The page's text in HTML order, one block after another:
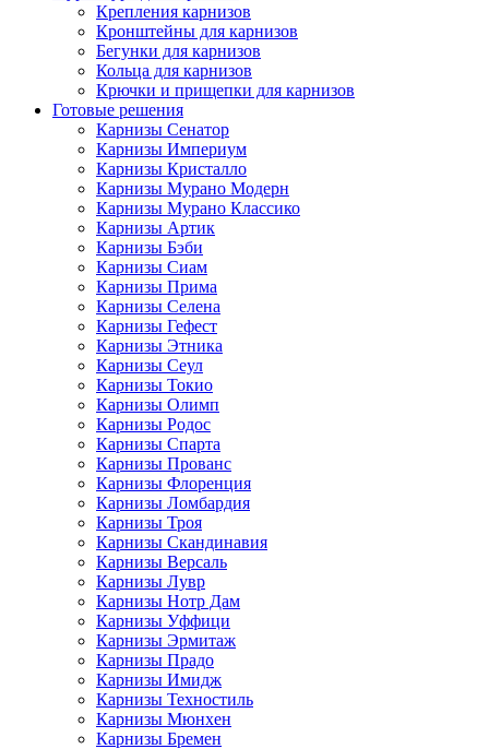
Крепления карнизов
Кронштейны для карнизов
Бегунки для карнизов
Кольца для карнизов
Крючки и прищепки для карнизов
Готовые решения
Карнизы Сенатор
Карнизы Империум
Карнизы Кристалло
Карнизы Мурано Модерн
Карнизы Мурано Классико
Карнизы Артик
Карнизы Бэби
Карнизы Сиам
Карнизы Прима
Карнизы Селена
Карнизы Гефест
Карнизы Этника
Карнизы Сеул
Карнизы Токио
Карнизы Олимп
Карнизы Родос
Карнизы Спарта
Карнизы Прованс
Карнизы Флоренция
Карнизы Ломбардия
Карнизы Троя
Карнизы Скандинавия
Карнизы Версаль
Карнизы Лувр
Карнизы Нотр Дам
Карнизы Уффици
Карнизы Эрмитаж
Карнизы Прадо
Карнизы Имидж
Карнизы Техностиль
Карнизы Мюнхен
Карнизы Бремен